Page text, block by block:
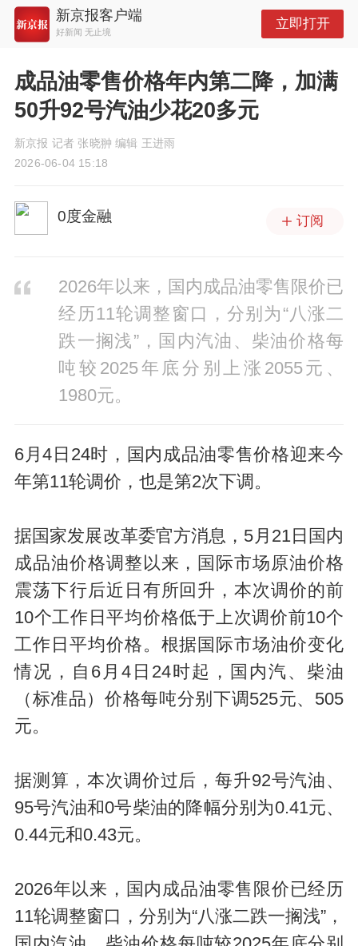
新京报客户端
好新闻 无止境
立即打开
成品油零售价格年内第二降，加满
50升92号汽油少花20多元
新京报 记者 张晓翀 编辑 王进雨
2026-06-04 15:18
0度金融 订阅
2026年以来，国内成品油零售限价已
经历11轮调整窗口，分别为“八涨二
跌一搁浅”，国内汽油、柴油价格每
吨较2025年底分别上涨2055元、
1980元。
6月4日24时，国内成品油零售价格迎来今
年第11轮调价，也是第2次下调。
据国家发展改革委官方消息，5月21日国内
成品油价格调整以来，国际市场原油价格
震荡下行后近日有所回升，本次调价的前
10个工作日平均价格低于上次调价前10个
工作日平均价格。根据国际市场油价变化
情况，自6月4日24时起，国内汽、柴油
（标准品）价格每吨分别下调525元、505
元。
据测算，本次调价过后，每升92号汽油、
95号汽油和0号柴油的降幅分别为0.41元、
0.44元和0.43元。
2026年以来，国内成品油零售限价已经历
11轮调整窗口，分别为“八涨二跌一搁浅”，